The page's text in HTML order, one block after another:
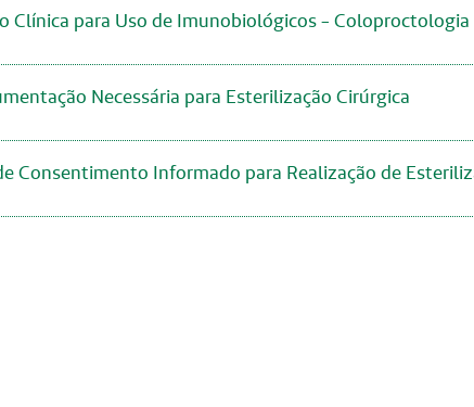
Clínica para Uso de Imunobiológicos - Coloproctologia
Necessária para Esterilização Cirúrgica
Consentimento Informado para Realização de